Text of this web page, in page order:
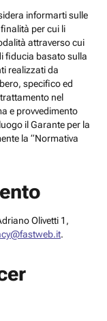
informarti sulle
per cui li
attraverso cui
fiducia basato sulla
realizzati da
specifico ed
nel
e provvedimento
il Garante per la
la “Normativa
Olivetti 1,
.